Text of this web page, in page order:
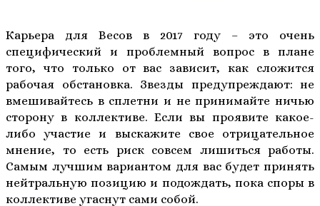
Карьера для Весов в 2017 году – это очень
специфический и проблемный вопрос в плане
того, что только от вас зависит, как сложится
рабочая обстановка. Звезды предупреждают: не
вмешивайтесь в сплетни и не принимайте ничью
сторону в коллективе. Если вы проявите какое-
либо участие и выскажите свое отрицательное
мнение, то есть риск совсем лишиться работы.
Самым лучшим вариантом для вас будет принять
нейтральную позицию и подождать, пока споры в
коллективе угаснут сами собой.